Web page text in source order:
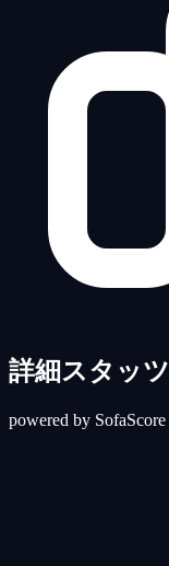
詳細スタッツ
powered by SofaScore